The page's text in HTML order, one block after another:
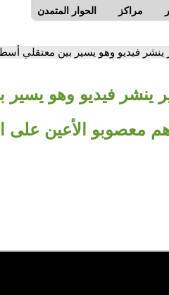
الحوار المتمدن مراكز
ينشر فيديو وهو يسير بين معتقلي
ينشر فيديو وهو
معصوبو الأعين على